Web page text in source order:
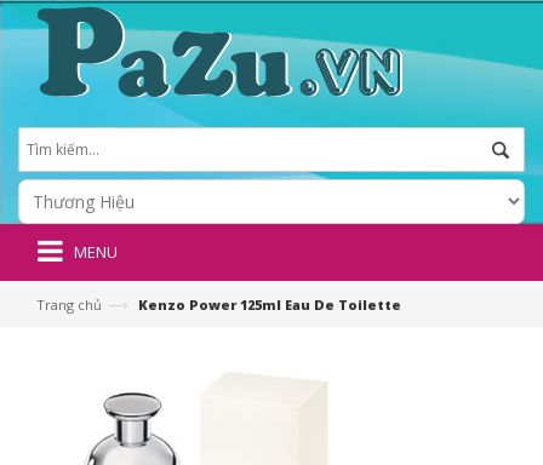
MENU
Trang chủ —› Kenzo Power 125ml Eau De Toilette